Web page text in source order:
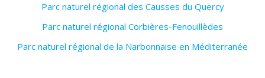
Parc naturel régional des Causses du Quercy
Parc naturel régional Corbières-Fenouillèdes
Parc naturel régional de la Narbonnaise en Méditerranée